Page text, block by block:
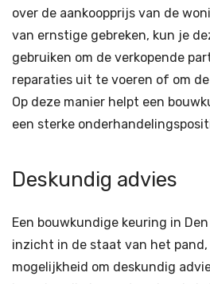
over de aankoopprijs van de
van ernstige gebreken, kun je
gebruiken om de verkopende
reparaties uit te voeren of om
Op deze manier helpt een
een sterke
Deskundig advies
Een bouwkundige keuring in
inzicht in de staat van het
mogelijkheid om deskundig